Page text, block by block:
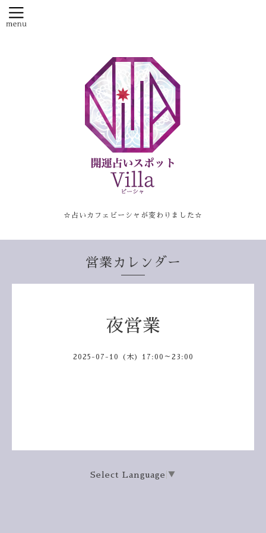
☆占いカフェビーシャが変わりました☆
営業カレンダー
夜営業
2025-07-10 (木) 17:00～23:00
Select Language ▼